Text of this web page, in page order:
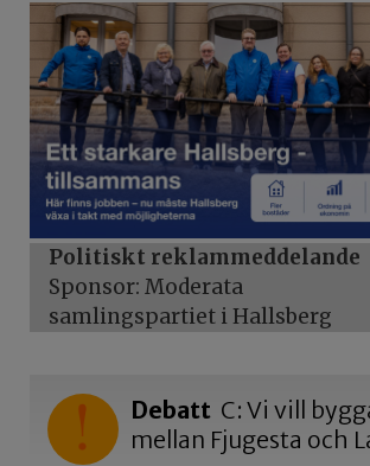
Politiskt reklammeddelande
Sponsor: Moderata
samlingspartiet i Hallsberg
Debatt C: Vi vill
mellan Fjugesta och